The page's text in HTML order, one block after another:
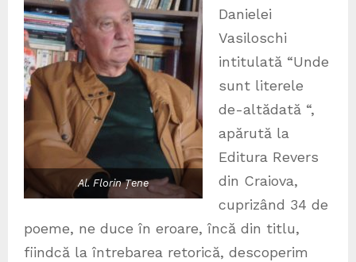
Al. Florin Țene
Danielei
Vasiloschi
intitulată “Unde
sunt literele
de-altădată “,
apărută la
Editura Revers
din Craiova,
cuprizând 34 de
poeme, ne duce în eroare, încă din titlu,
fiindcă la întrebarea retorică, descoperim